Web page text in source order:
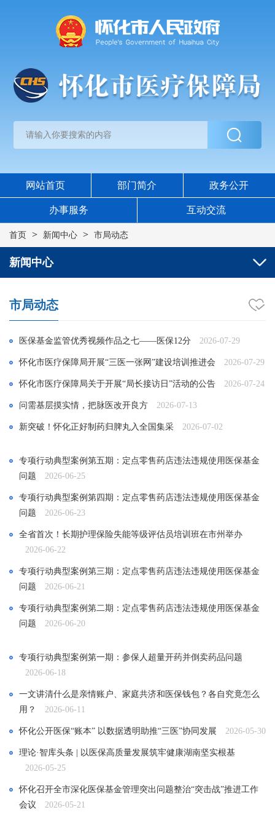
网站首页 部门简介 政务公开
办事服务 互动交流
首页 > 新闻中心 > 市局动态
新闻中心
市局动态
医保基金监管优秀视频作品之七——医保12分 2026-07-29
怀化市医疗保障局开展“三医一张网”建设培训推进会 2026-07-29
怀化市医疗保障局关于开展“局长接访日”活动的公告 2026-07-24
问需基层摸实情，把脉医改开良方 2026-07-13
新突破！怀化正好制药归脾丸入全国集采 2026-07-02
专项行动典型案例第五期：定点零售药店违法违规使用医保基金
问题
2026-06-25
专项行动典型案例第四期：定点零售药店违法违规使用医保基金
问题
2026-06-23
全省首次！长期护理保险失能等级评估员培训班在市州举办
2026-06-22
专项行动典型案例第三期：定点零售药店违法违规使用医保基金
问题
2026-06-21
专项行动典型案例第二期：定点零售药店违法违规使用医保基金
问题
2026-06-20
专项行动典型案例第一期：参保人超量开药并倒卖药品问题
2026-06-18
一文讲清什么是亲情账户、家庭共济和医保钱包？各自究竟怎么
用？
2026-06-11
怀化公开医保“账本” 以数据透明助推“三医”协同发展 2026-05-30
理论·智库头条 | 以医保高质量发展筑牢健康湖南坚实根基
2026-05-25
怀化召开全市深化医保基金管理突出问题整治“突击战”推进工作
会议
2026-05-21